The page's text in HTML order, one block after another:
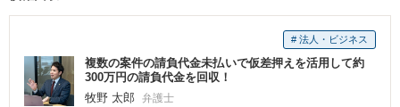
特に、社内で事を荒立てたくない思いから、そのまま我慢し続けてしまう方
がいらっしゃいます。 社内で解決が難しいと感じたら、ぜひご相談頂ければ
と思います。弁護士が介入することでスムーズに解決できるケースが数多く
あります。
# 法人・ビジネス
複数の案件の請負代金未払いで仮差押えを活用して約
300万円の請負代金を回収！
牧野 太郎
弁護士